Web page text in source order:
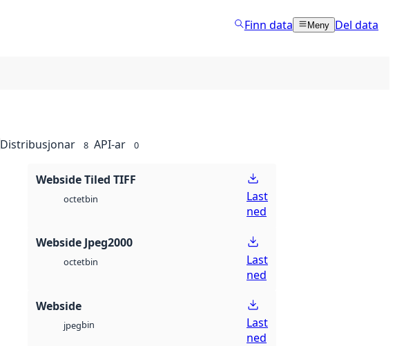
Finn data Meny Del data
Distribusjonar 8 API-ar 0
Webside Tiled TIFF
octetbin
Last
ned
Webside Jpeg2000
octetbin
Last
ned
Webside
jpegbin
Last
ned